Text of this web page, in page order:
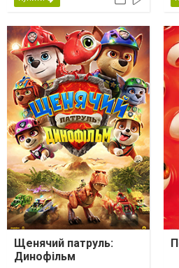
Щенячий патруль:
Динофільм